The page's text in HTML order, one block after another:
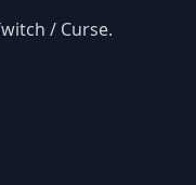
/ Curse.